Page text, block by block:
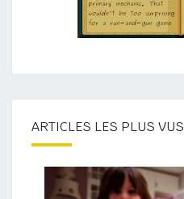
ARTICLES LES PLUS VUS